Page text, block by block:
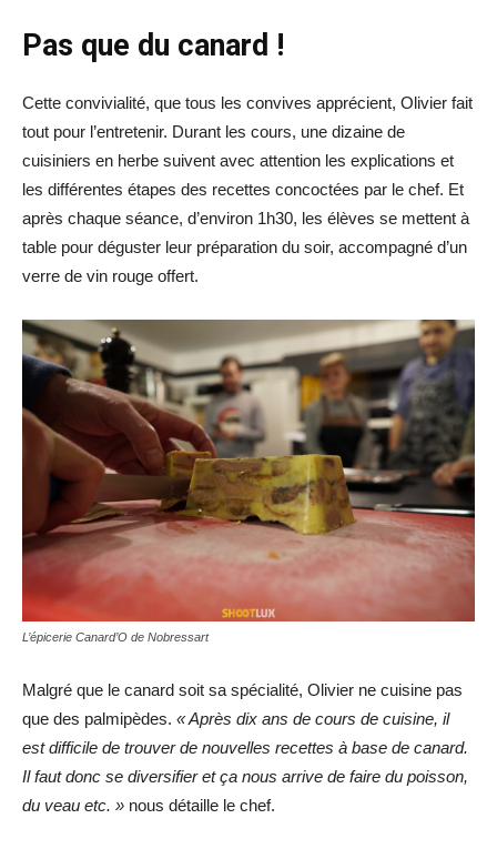
Pas que du canard !
Cette convivialité, que tous les convives apprécient, Olivier fait
tout pour l’entretenir. Durant les cours, une dizaine de
cuisiniers en herbe suivent avec attention les explications et
les différentes étapes des recettes concoctées par le chef. Et
après chaque séance, d’environ 1h30, les élèves se mettent à
table pour déguster leur préparation du soir, accompagné d’un
verre de vin rouge offert.
L’épicerie Canard’O de Nobressart
Malgré que le canard soit sa spécialité, Olivier ne cuisine pas
que des palmipèdes. « Après dix ans de cours de cuisine, il
est difficile de trouver de nouvelles recettes à base de canard.
Il faut donc se diversifier et ça nous arrive de faire du poisson,
du veau etc. » nous détaille le chef.